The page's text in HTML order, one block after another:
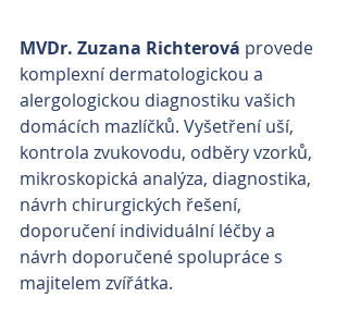
MVDr. Zuzana Richterová provede
komplexní dermatologickou a
alergologickou diagnostiku vašich
domácích mazlíčků. Vyšetření uší,
kontrola zvukovodu, odběry vzorků,
mikroskopická analýza, diagnostika,
návrh chirurgických řešení,
doporučení individuální léčby a
návrh doporučené spolupráce s
majitelem zvířátka.